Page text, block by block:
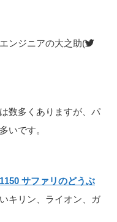
ンジニアの大之助(
数多くありますが、パ
いです。
サファリのどうぶ
キリン、ライオン、ガ